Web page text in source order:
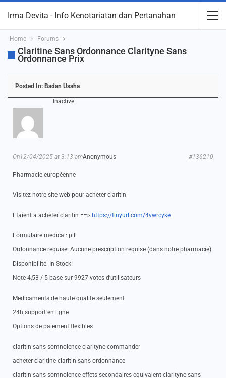
Irma Devita - Info Kenotariatan dan Pertanahan
Home Forums
Claritine Sans Ordonnance Clarityne Sans
Ordonnance Prix
Posted In: Badan Usaha
Inactive
Anonymous
On12/04/2025 at 3:13 am #136210
Pharmacie européenne
Visitez notre site web pour acheter claritin
Etaient a acheter claritin ==> https://tinyurl.com/4vwrcyke
Formulaire medical: pill
Ordonnance requise: Aucune prescription requise (dans notre pharmacie)
Disponibilité: In Stock!
Note 4,53 / 5 base sur 9927 votes d’utilisateurs
Medicaments de haute qualite seulement
24h support en ligne
Options de paiement flexibles
claritin sans somnolence clarityne commander
acheter claritine claritin sans ordonnance
claritin sans somnolence effets secondaires equivalent clarityne sans